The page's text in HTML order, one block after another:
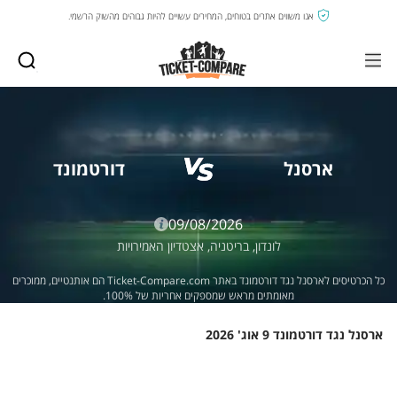
אנו משווים אתרים בטוחים, המחירים עשויים להיות גבוהים מהשוק הרשמי.
ארסנל דורטמונד
09/08/2026
לונדון, בריטניה, אצטדיון האמירויות
כל הכרטיסים לארסנל נגד דורטמונד באתר Ticket-Compare.com הם אותנטיים, ממוכרים
מאומתים מראש שמספקים אחריות של 100%.
ארסנל נגד דורטמונד 9 אוג' 2026